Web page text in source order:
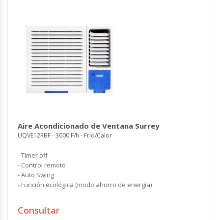
Aire Acondicionado de Ventana Surrey
UQVE12RBF - 3000 F/h - Frío/Calor
- Timer off
- Control remoto
- Auto Swing
- Función ecológica (modo ahorro de energía)
Consultar